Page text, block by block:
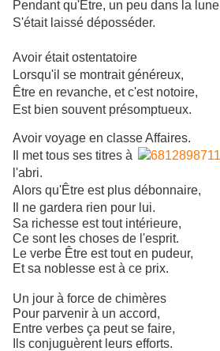
Pendant qu'Être, un peu dans la lune
S'était laissé déposséder.
Avoir était ostentatoire
Lorsqu'il se montrait généreux,
Être en revanche, et c'est notoire,
Est bien souvent présomptueux.
Avoir voyage en classe Affaires.
Il met tous ses titres à
l'abri.
Alors qu'Être est plus débonnaire,
Il ne gardera rien pour lui.
Sa richesse est tout intérieure,
Ce sont les choses de l'esprit.
Le verbe Être est tout en pudeur,
Et sa noblesse est à ce prix.
Un jour à force de chimères
Pour parvenir à un accord,
Entre verbes ça peut se faire,
Ils conjuguèrent leurs efforts.